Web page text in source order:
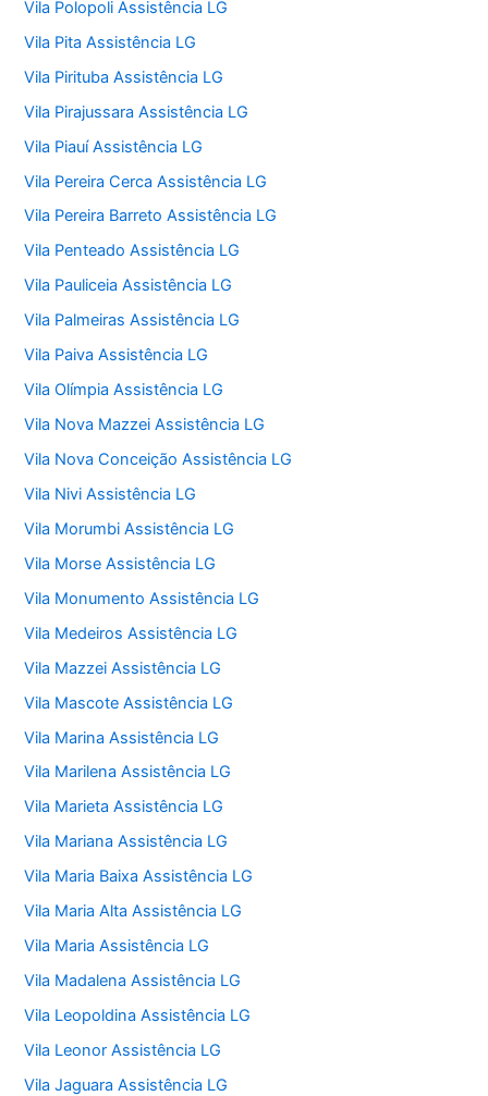
Vila Polopoli Assistência LG
Vila Pita Assistência LG
Vila Pirituba Assistência LG
Vila Pirajussara Assistência LG
Vila Piauí Assistência LG
Vila Pereira Cerca Assistência LG
Vila Pereira Barreto Assistência LG
Vila Penteado Assistência LG
Vila Pauliceia Assistência LG
Vila Palmeiras Assistência LG
Vila Paiva Assistência LG
Vila Olímpia Assistência LG
Vila Nova Mazzei Assistência LG
Vila Nova Conceição Assistência LG
Vila Nivi Assistência LG
Vila Morumbi Assistência LG
Vila Morse Assistência LG
Vila Monumento Assistência LG
Vila Medeiros Assistência LG
Vila Mazzei Assistência LG
Vila Mascote Assistência LG
Vila Marina Assistência LG
Vila Marilena Assistência LG
Vila Marieta Assistência LG
Vila Mariana Assistência LG
Vila Maria Baixa Assistência LG
Vila Maria Alta Assistência LG
Vila Maria Assistência LG
Vila Madalena Assistência LG
Vila Leopoldina Assistência LG
Vila Leonor Assistência LG
Vila Jaguara Assistência LG